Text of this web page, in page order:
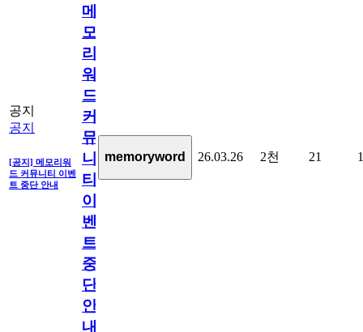
공지
공지
[공지] 메모리워
드 커뮤니티 이벤
트 중단 안내
메
모
리
워
드
커
뮤
니
티
이
벤
트
중
단
안
내
memoryword 26.03.26 2천 21 1